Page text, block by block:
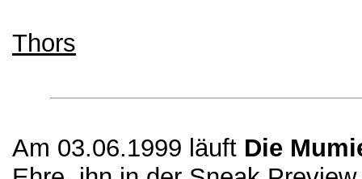
Thors
Am 03.06.1999 läuft Die